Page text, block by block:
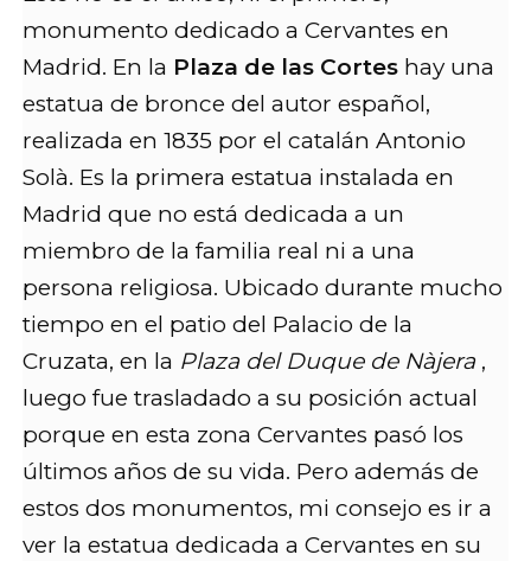
monumento dedicado a Cervantes en
Madrid. En la Plaza de las Cortes hay una
estatua de bronce del autor español,
realizada en 1835 por el catalán Antonio
Solà. Es la primera estatua instalada en
Madrid que no está dedicada a un
miembro de la familia real ni a una
persona religiosa. Ubicado durante mucho
tiempo en el patio del Palacio de la
Cruzata, en la Plaza del Duque de Nàjera,
luego fue trasladado a su posición actual
porque en esta zona Cervantes pasó los
últimos años de su vida. Pero además de
estos dos monumentos, mi consejo es ir a
ver la estatua dedicada a Cervantes en su